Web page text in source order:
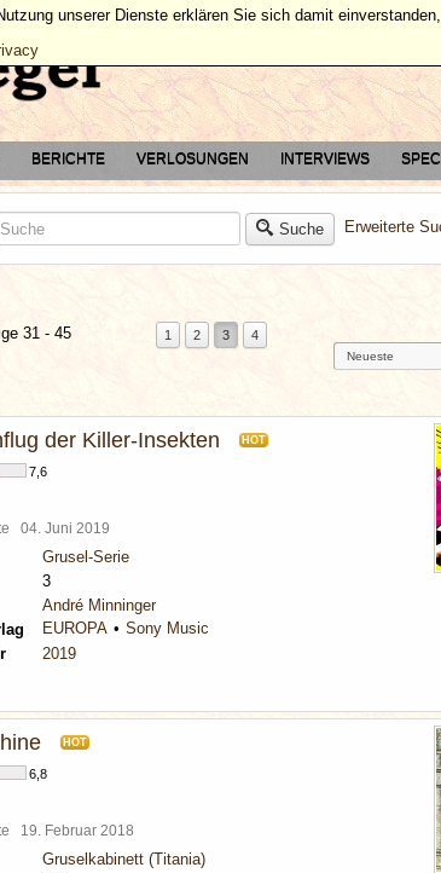
BERICHTE VERLOSUNGEN INTERVIEWS
Suche Erweiterte
31 - 45
1 2 3 4
der Killer-Insekten HOT
7,6
04. Juni 2019
Grusel-Serie
3
André Minninger
EUROPA
Sony Music
2019
HOT
6,8
19. Februar 2018
Gruselkabinett (Titania)
unserer Dienste erklären Sie sich damit